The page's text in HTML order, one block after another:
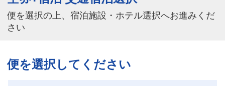
便を選択の上、宿泊施設・ホテル選択へお進みくだ
さい
便を選択してください